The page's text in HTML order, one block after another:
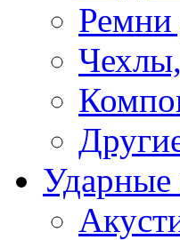
Ремни
Ударные